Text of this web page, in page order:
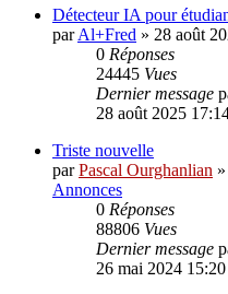
Détecteur IA pour
parAl+Fred » 28 août
0 Réponses
24445 Vues
Dernier message
28 août 2025
Triste nouvelle
parPascal Ourghanlian »
Annonces
0 Réponses
88806 Vues
Dernier message
26 mai 2024 15:20